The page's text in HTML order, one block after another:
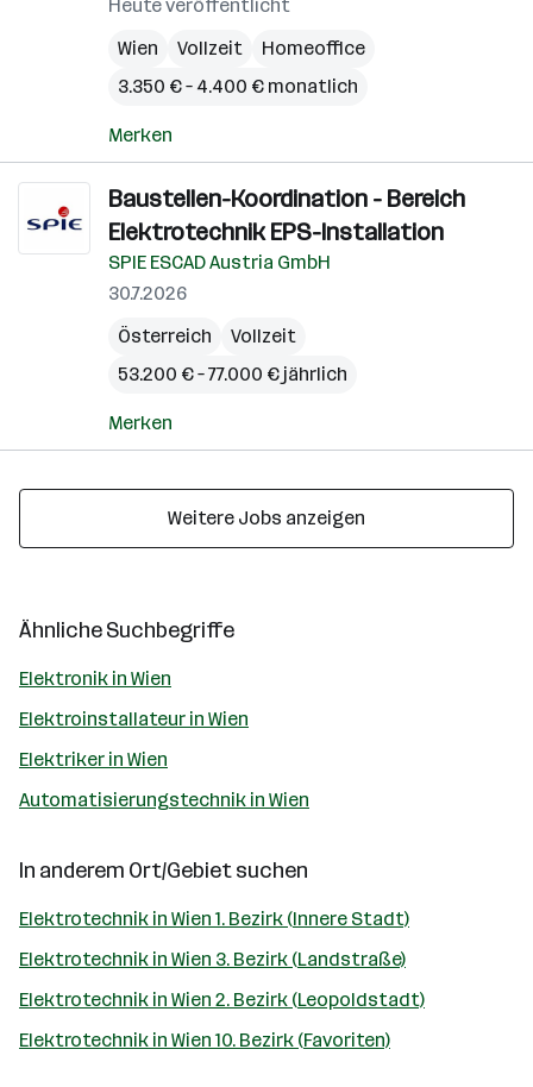
Heute veröffentlicht
Wien
Vollzeit
Homeoffice
3.350 € – 4.400 € monatlich
Merken
Baustellen-Koordination - Bereich
Elektrotechnik EPS-Installation
SPIE ESCAD Austria GmbH
30.7.2026
Österreich
Vollzeit
53.200 € – 77.000 € jährlich
Merken
Weitere Jobs anzeigen
Ähnliche Suchbegriffe
Elektronik in Wien
Elektroinstallateur in Wien
Elektriker in Wien
Automatisierungstechnik in Wien
In anderem Ort/Gebiet suchen
Elektrotechnik in Wien 1. Bezirk (Innere Stadt)
Elektrotechnik in Wien 3. Bezirk (Landstraße)
Elektrotechnik in Wien 2. Bezirk (Leopoldstadt)
Elektrotechnik in Wien 10. Bezirk (Favoriten)